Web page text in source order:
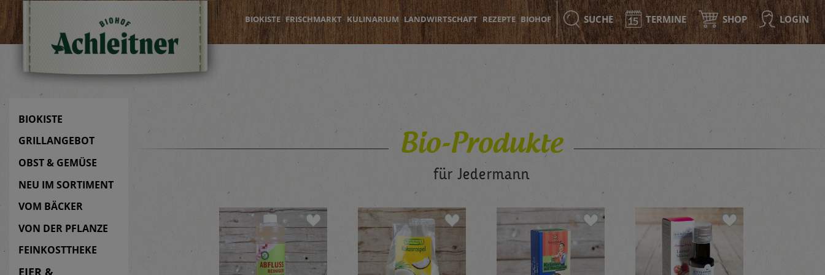
BIOKISTE FRISCHMARKT KULINARIUM LANDWIRTSCHAFT REZEPTE BIOHOF SUCHE TERMINE SHOP LOGIN
BIOKISTE
GRILLANGEBOT
OBST & GEMÜSE
NEU IM SORTIMENT
VOM BÄCKER
VON DER PFLANZE
FEINKOSTTHEKE
EIER &
Bio-Produkte
für Jedermann